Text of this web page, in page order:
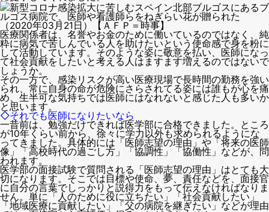
新型コロナ感染拡大に苦しむスペイン北部ブルゴスにあるブ
ルゴス病院で、医師や看護師らをねぎらい花が贈られた
（2020年03月21日）【ＡＦＰ＝時事】
医療関係者は、名誉やお金のために働いているのではなく、純
粋に病気で苦しんでいる人を助けたいという使命感で身を粉に
して活動しています。そのような姿に敬意を払い、医師になっ
て社会貢献をしたいと考える人はますます増えるのではないで
しょうか。
その一方で、感染リスクが高い医療現場で長時間の勤務を強い
られ、常に自身の命が危険にさらされてる姿には誰もが心を痛
め、生半可な気持ちでは医師にはなれないと感じた人も多いか
と思います。
◇それでも医師になりたいなら
一昔前は、勉強だけできれば医学部に合格できました。ところ
が10年くらい前から、徐々に学力以外も求められるようにな
ってきました。具体的には「医師志望の理由」や「将来の医師
像」「高校時代の過ごし方」「協調性」「協働性」などが、問
われます。
医学部の面接試験で質問される「医師志望の理由」はとても大
切になります。そこでは目標や使命、夢、責任などを、面接官
に自分の言葉でしっかりと説得力をもって伝えなければなりま
せん。単に「人のために役に立ちたい」「社会貢献したい」
「地域医療に貢献したい」「父の病院を継ぎたい」などが理由